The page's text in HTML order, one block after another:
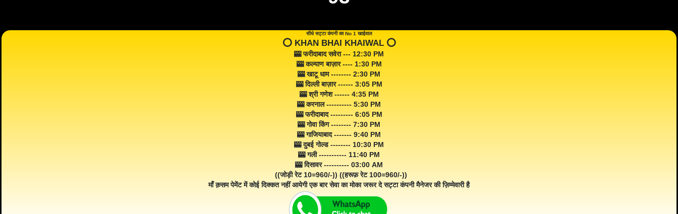
सीधे सट्टा कंपनी का No 1 खाईवाल
⭕️ KHAN BHAI KHAIWAL ⭕️
🎰 फरीदाबाद सवेरा --- 12:30 PM
🎰 कल्याण बाज़ार ---- 1:30 PM
🎰 खाटू धाम -------- 2:30 PM
🎰 दिल्ली बाज़ार ------ 3:05 PM
🎰 श्री गणेश ------ 4:35 PM
🎰 करनाल ---------- 5:30 PM
🎰 फरीदाबाद --------- 6:05 PM
🎰 गोवा किंग -------- 7:30 PM
🎰 गाजियाबाद ------- 9:40 PM
🎰 दुबई गोल्ड -------- 10:30 PM
🎰 गली ----------- 11:40 PM
🎰 दिसावर ---------- 03:00 AM
((जोड़ी रेट 10=960/-)) ((हरूफ़ रेट 100=960/-))
माँ क़सम पेमेंट में कोई दिक्कत नहीं आयेगी एक बार सेवा का मोका जरूर दे सट्टा कंपनी मैनेजर की ज़िम्मेवारी है